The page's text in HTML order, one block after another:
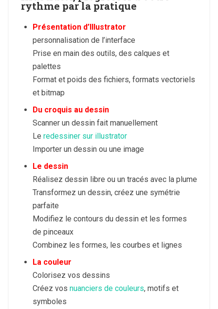
rythme par la pratique
Présentation d’Illustrator
personnalisation de l’interface
Prise en main des outils, des calques et
palettes
Format et poids des fichiers, formats vectoriels
et bitmap
Du croquis au dessin
Scanner un dessin fait manuellement
Le redessiner sur illustrator
Importer un dessin ou une image
Le dessin
Réalisez dessin libre ou un tracés avec la plume
Transformez un dessin, créez une symétrie
parfaite
Modifiez le contours du dessin et les formes
de pinceaux
Combinez les formes, les courbes et lignes
La couleur
Colorisez vos dessins
Créez vos nuanciers de couleurs, motifs et
symboles